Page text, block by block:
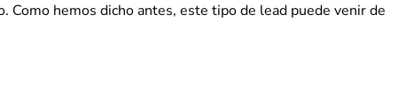
hemos dicho antes, este tipo de lead puede venir de